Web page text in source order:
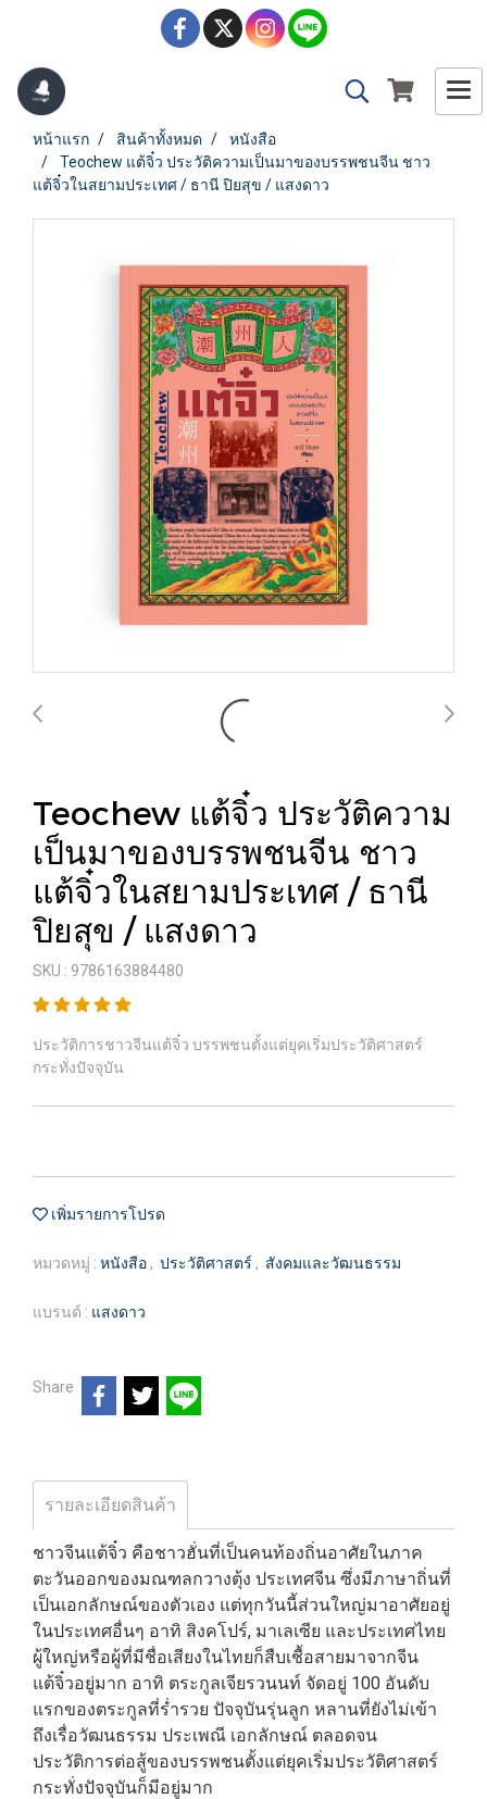
หน้าแรก สินค้าทั้งหมด
หนังสือ
Teochew แต้จิ๋ว ประวัติความเป็นมาของบรรพชนจีน ชาว
แต้จิ๋วในสยามประเทศ / ธานี ปิยสุข / แสงดาว
Teochew แต้จิ๋ว ประวัติความ
เป็นมาของบรรพชนจีน ชาว
แต้จิ๋วในสยามประเทศ / ธานี
ปิยสุข / แสงดาว
SKU : 9786163884480
ประวัติการชาวจีนแต้จิ๋ว บรรพชนตั้งแต่ยุคเริ่มประวัติศาสตร์
กระทั่งปัจจุบัน
เพิ่มรายการโปรด
หมวดหมู่ : หนังสือ , ประวัติศาสตร์ , สังคมและวัฒนธรรม
แบรนด์ : แสงดาว
Share
รายละเอียดสินค้า
ชาวจีนแต้จิ๋ว คือชาวฮั่นที่เป็นคนท้องถิ่นอาศัยในภาค
ตะวันออกของมณฑลกวางตุ้ง ประเทศจีน ซึ่งมีภาษาถิ่นที่
เป็นเอกลักษณ์ของตัวเอง แต่ทุกวันนี้ส่วนใหญ่มาอาศัยอยู่
ในประเทศอื่นๆ อาทิ สิงคโปร์, มาเลเซีย และประเทศไทย
ผู้ใหญ่หรือผู้ที่มีชื่อเสียงในไทยก็สืบเชื้อสายมาจากจีน
แต้จิ๋วอยู่มาก อาทิ ตระกูลเจียรวนนท์ จัดอยู่ 100 อันดับ
แรกของตระกูลที่ร่ำรวย ปัจจุบันรุ่นลูก หลานที่ยังไม่เข้า
ถึงเรื่อวัฒนธรรม ประเพณี เอกลักษณ์ ตลอดจน
ประวัติการต่อสู้ของบรรพชนตั้งแต่ยุคเริ่มประวัติศาสตร์
กระทั่งปัจจุบันก็มีอยู่มาก